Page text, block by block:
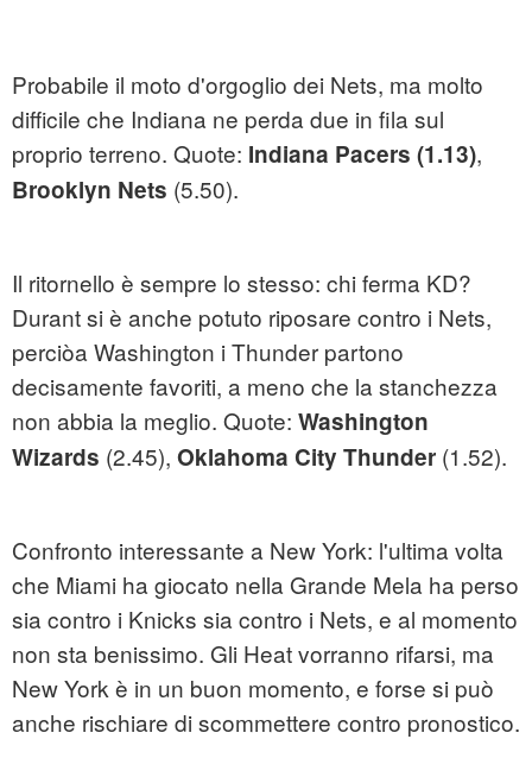
Probabile il moto d'orgoglio dei Nets, ma molto
difficile che Indiana ne perda due in fila sul
proprio terreno. Quote: Indiana Pacers (1.13),
Brooklyn Nets (5.50).
Il ritornello è sempre lo stesso: chi ferma KD?
Durant si è anche potuto riposare contro i Nets,
perciòa Washington i Thunder partono
decisamente favoriti, a meno che la stanchezza
non abbia la meglio. Quote: Washington
Wizards (2.45), Oklahoma City Thunder (1.52).
Confronto interessante a New York: l'ultima volta
che Miami ha giocato nella Grande Mela ha perso
sia contro i Knicks sia contro i Nets, e al momento
non sta benissimo. Gli Heat vorranno rifarsi, ma
New York è in un buon momento, e forse si può
anche rischiare di scommettere contro pronostico.